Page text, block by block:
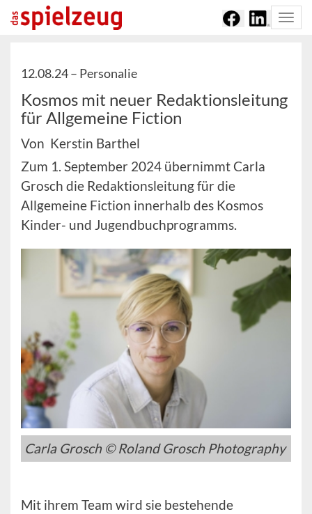
12.08.24 – Personalie
Kosmos mit neuer Redaktionsleitung
für Allgemeine Fiction
Von Kerstin Barthel
Zum 1. September 2024 übernimmt Carla
Grosch die Redaktionsleitung für die
Allgemeine Fiction innerhalb des Kosmos
Kinder- und Jugendbuchprogramms.
Carla Grosch © Roland Grosch Photography
Mit ihrem Team wird sie bestehende